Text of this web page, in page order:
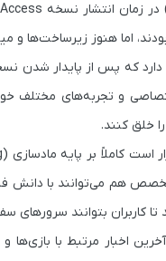
که پس از پایدار شدن
و تجربه‌های مختلف خود
خلق کنند.
کاملاً بر پایه مادسازی (Modding)
هم می‌توانند با دانش
کاربران بتوانند سرورهای
آخرین اخبار مرتبط با